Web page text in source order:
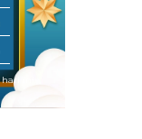
ini.